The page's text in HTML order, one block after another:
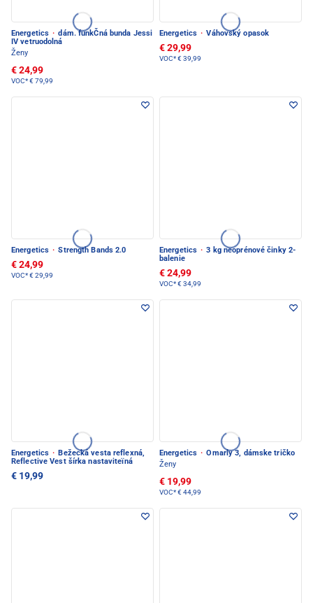
Energetics · dám. funkČná bunda Jessi
IV vetruodolná
Ženy
€ 24,99
VOC*€ 79,99
Energetics · Váhovský opasok
€ 29,99
VOC*€ 39,99
Energetics · Strength Bands 2.0
€ 24,99
VOC*€ 29,99
Energetics · 3 kg neoprénové činky 2-
balenie
€ 24,99
VOC*€ 34,99
Energetics · Bežecká vesta reflexná,
Reflective Vest šírka nastaviteïná
€ 19,99
Energetics · Omarly 3, dámske tričko
Ženy
€ 19,99
VOC*€ 44,99